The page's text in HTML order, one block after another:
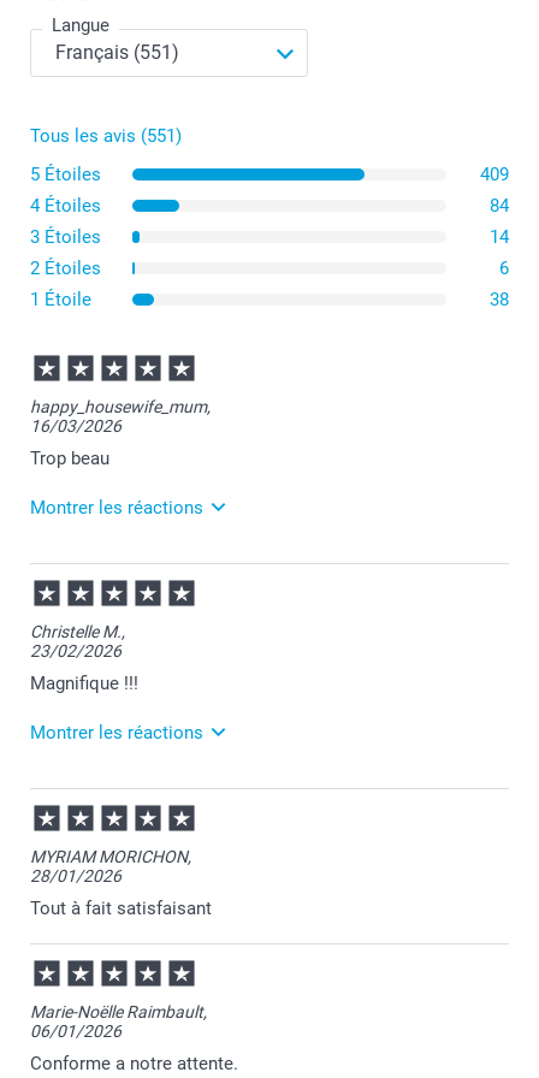
Langue
Tous les avis (551)
5 Étoiles
409
4 Étoiles
84
3 Étoiles
14
2 Étoiles
6
1 Étoile
38
happy_housewife_mum,
16/03/2026
Trop beau
Montrer les réactions
17/03/2026
09:04
Ravie d'apprendre que vous appréciez votre pêle-
mêle Nelly.
Votre satisfaction est notre plus belle récompense.
Passez une bonne journée.
Cordialement,
Florence@smartphoto
Christelle M.,
23/02/2026
Magnifique !!!
Montrer les réactions
26/02/2026
10:55
Merci Christelle pour votre commande et pour votre
chouette commentaire.
Au plaisir de vous retrouver sur Smartphoto.
Passez une agréable journée.
Florence@smartphoto
MYRIAM MORICHON,
28/01/2026
Tout à fait satisfaisant
Marie-Noëlle Raimbault,
06/01/2026
Conforme a notre attente.